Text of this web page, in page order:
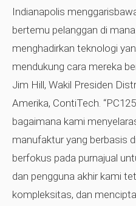
Indianapolis
bertemu pelanggan di
menghadirkan teknologi
mendukung cara mereka
Jim Hill, Wakil Presiden
Amerika, ContiTech.
bagaimana kami
manufaktur yang berbasis
berfokus pada purnajual
dan pengguna akhir kami
kompleksitas, dan